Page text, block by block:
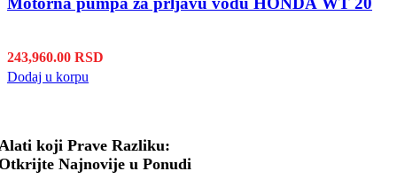
243,960.00 RSD
Dodaj u korpu
koji Prave Razliku:
Najnovije u Ponudi